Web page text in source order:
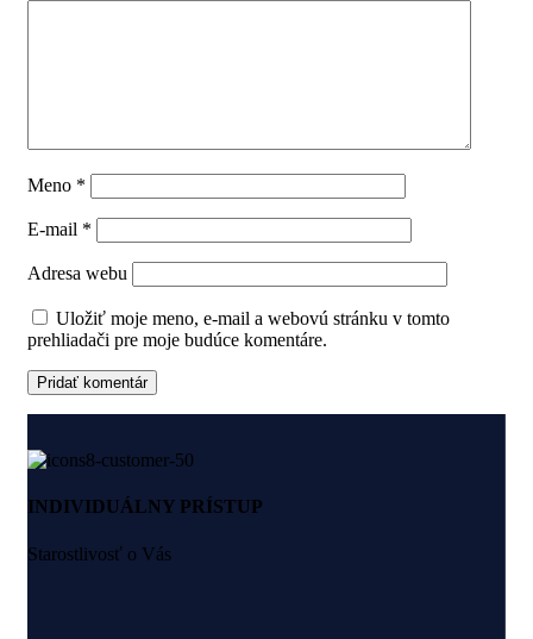
Meno *
E-mail *
Adresa webu
Uložiť moje meno, e-mail a webovú stránku v tomto
prehliadači pre moje budúce komentáre.
INDIVIDUÁLNY PRÍSTUP
Starostlivosť o Vás